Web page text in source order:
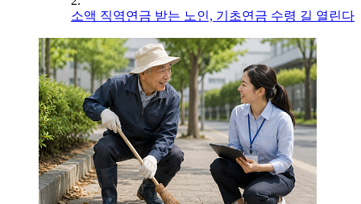
소액 직역연금 받는 노인, 기초연금 수령 길 열린다